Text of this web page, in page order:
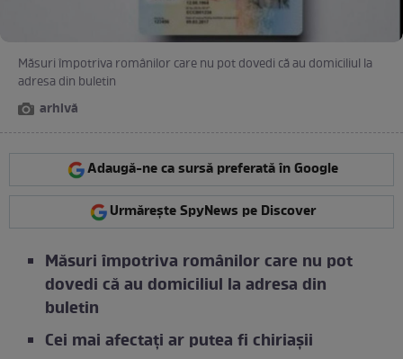
Măsuri împotriva românilor care nu pot dovedi că au domiciliul la
adresa din buletin
arhivă
Adaugă-ne ca sursă preferată în Google
Urmărește SpyNews pe Discover
Măsuri împotriva românilor care nu pot
dovedi că au domiciliul la adresa din
buletin
Cei mai afectați ar putea fi chiriașii